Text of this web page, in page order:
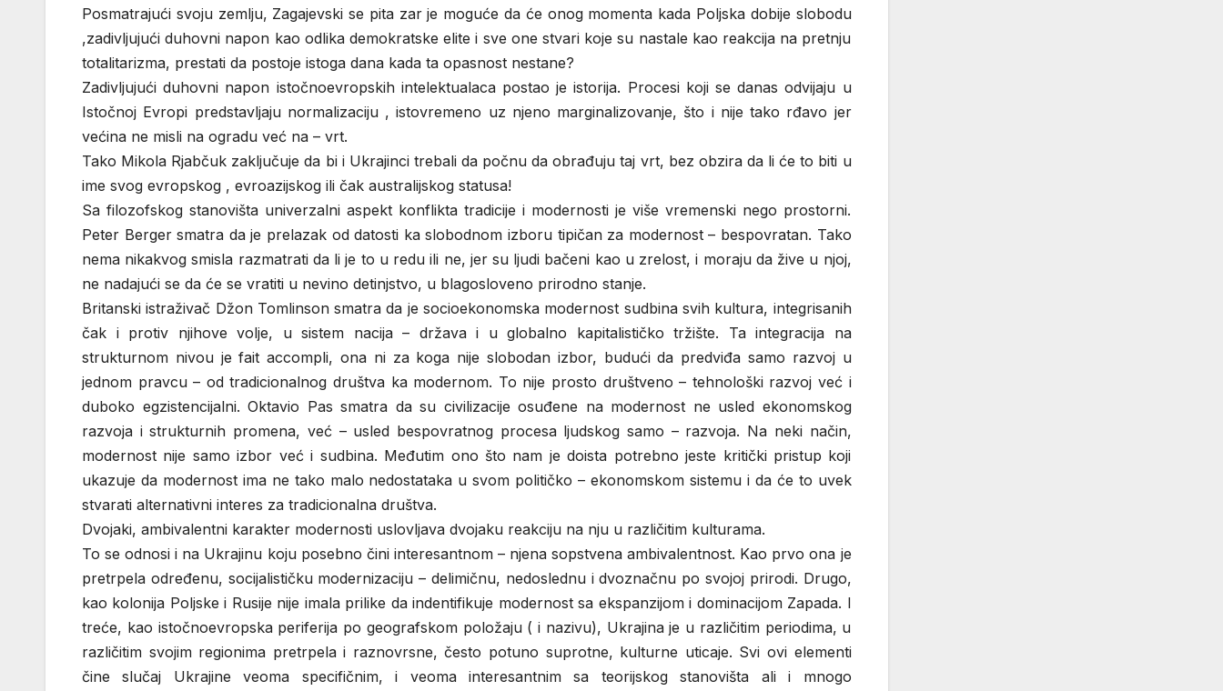
Posmatrajući svoju zemlju, Zagajevski se pita zar je moguće da će onog momenta kada Poljska dobije slobodu
,zadivljujući duhovni napon kao odlika demokratske elite i sve one stvari koje su nastale kao reakcija na pretnju
totalitarizma, prestati da postoje istoga dana kada ta opasnost nestane?
Zadivljujući duhovni napon istočnoevropskih intelektualaca postao je istorija. Procesi koji se danas odvijaju u
Istočnoj Evropi predstavljaju normalizaciju , istovremeno uz njeno marginalizovanje, što i nije tako rđavo jer
većina ne misli na ogradu već na – vrt.
Tako Mikola Rjabčuk zaključuje da bi i Ukrajinci trebali da počnu da obrađuju taj vrt, bez obzira da li će to biti u
ime svog evropskog , evroazijskog ili čak australijskog statusa!
Sa filozofskog stanovišta univerzalni aspekt konflikta tradicije i modernosti je više vremenski nego prostorni.
Peter Berger smatra da je prelazak od datosti ka slobodnom izboru tipičan za modernost – bespovratan. Tako
nema nikakvog smisla razmatrati da li je to u redu ili ne, jer su ljudi bačeni kao u zrelost, i moraju da žive u njoj,
ne nadajući se da će se vratiti u nevino detinjstvo, u blagosloveno prirodno stanje.
Britanski istraživač Džon Tomlinson smatra da je socioekonomska modernost sudbina svih kultura, integrisanih
čak i protiv njihove volje, u sistem nacija – država i u globalno kapitalističko tržište. Ta integracija na
strukturnom nivou je fait accompli, ona ni za koga nije slobodan izbor, budući da predviđa samo razvoj u
jednom pravcu – od tradicionalnog društva ka modernom. To nije prosto društveno – tehnološki razvoj već i
duboko egzistencijalni. Oktavio Pas smatra da su civilizacije osuđene na modernost ne usled ekonomskog
razvoja i strukturnih promena, već – usled bespovratnog procesa ljudskog samo – razvoja. Na neki način,
modernost nije samo izbor već i sudbina. Međutim ono što nam je doista potrebno jeste kritički pristup koji
ukazuje da modernost ima ne tako malo nedostataka u svom političko – ekonomskom sistemu i da će to uvek
stvarati alternativni interes za tradicionalna društva.
Dvojaki, ambivalentni karakter modernosti uslovljava dvojaku reakciju na nju u različitim kulturama.
To se odnosi i na Ukrajinu koju posebno čini interesantnom – njena sopstvena ambivalentnost. Kao prvo ona je
pretrpela određenu, socijalističku modernizaciju – delimičnu, nedoslednu i dvoznačnu po svojoj prirodi. Drugo,
kao kolonija Poljske i Rusije nije imala prilike da indentifikuje modernost sa ekspanzijom i dominacijom Zapada. I
treće, kao istočnoevropska periferija po geografskom položaju ( i nazivu), Ukrajina je u različitim periodima, u
različitim svojim regionima pretrpela i raznovrsne, često potuno suprotne, kulturne uticaje. Svi ovi elementi
čine slučaj Ukrajine veoma specifičnim, i veoma interesantnim sa teorijskog stanovišta ali i mnogo